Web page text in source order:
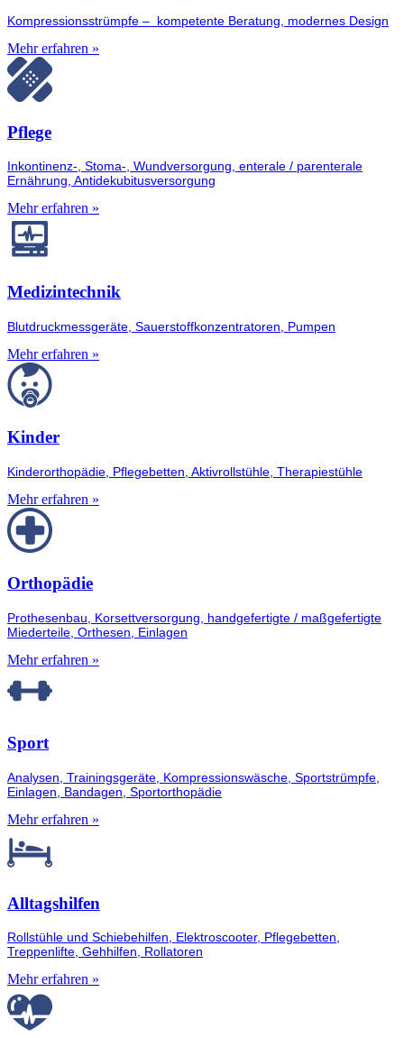
Kompressionsstrümpfe – kompetente Beratung, modernes Design
Mehr erfahren »
Pflege
Inkontinenz-, Stoma-, Wundversorgung, enterale / parenterale
Ernährung, Antidekubitusversorgung
Mehr erfahren »
Medizintechnik
Blutdruckmessgeräte, Sauerstoffkonzentratoren, Pumpen
Mehr erfahren »
Kinder
Kinderorthopädie, Pflegebetten, Aktivrollstühle, Therapiestühle
Mehr erfahren »
Orthopädie
Prothesenbau, Korsettversorgung, handgefertigte / maßgefertigte
Miederteile, Orthesen, Einlagen
Mehr erfahren »
Sport
Analysen, Trainingsgeräte, Kompressionswäsche, Sportstrümpfe,
Einlagen, Bandagen, Sportorthopädie
Mehr erfahren »
Alltagshilfen
Rollstühle und Schiebehilfen, Elektroscooter, Pflegebetten,
Treppenlifte, Gehhilfen, Rollatoren
Mehr erfahren »